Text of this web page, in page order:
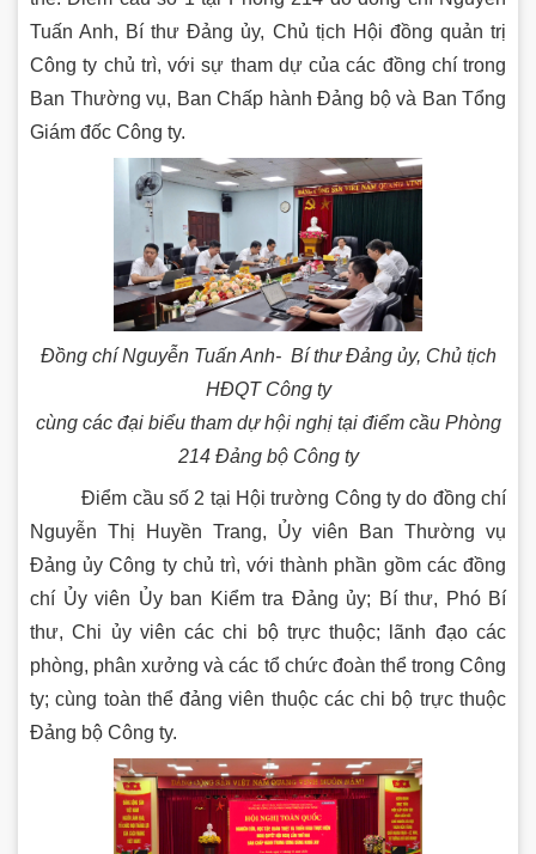
Tuấn Anh, Bí thư Đảng ủy, Chủ tịch Hội đồng quản trị
Công ty chủ trì, với sự tham dự của các đồng chí trong
Ban Thường vụ, Ban Chấp hành Đảng bộ và Ban Tổng
Giám đốc Công ty.
Đồng chí Nguyễn Tuấn Anh- Bí thư Đảng ủy, Chủ tịch
HĐQT Công ty
cùng các đại biểu tham dự hội nghị tại điểm cầu Phòng
214 Đảng bộ Công ty
Điểm cầu số 2 tại Hội trường Công ty do đồng chí
Nguyễn Thị Huyền Trang, Ủy viên Ban Thường vụ
Đảng ủy Công ty chủ trì, với thành phần gồm các đồng
chí Ủy viên Ủy ban Kiểm tra Đảng ủy; Bí thư, Phó Bí
thư, Chi ủy viên các chi bộ trực thuộc; lãnh đạo các
phòng, phân xưởng và các tổ chức đoàn thể trong Công
ty; cùng toàn thể đảng viên thuộc các chi bộ trực thuộc
Đảng bộ Công ty.